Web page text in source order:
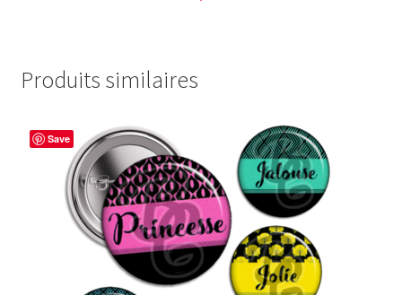
Produits similaires
Save